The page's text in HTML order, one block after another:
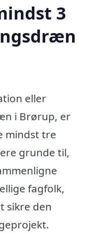
3
eller
i Brørup, er
mindst tre
grunde til,
fagfolk,
sikre den